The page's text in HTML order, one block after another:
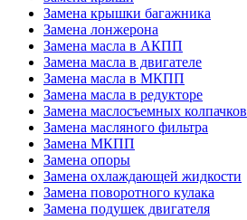
Замена крышки багажника
Замена лонжерона
Замена масла в АКПП
Замена масла в двигателе
Замена масла в МКПП
Замена масла в редукторе
Замена маслосъемных колпачков
Замена масляного фильтра
Замена МКПП
Замена опоры
Замена охлаждающей жидкости
Замена поворотного кулака
Замена подушек двигателя